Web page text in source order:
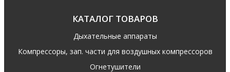
КАТАЛОГ ТОВАРОВ
Дыхательные аппараты
Компрессоры, зап. части для воздушных компрессоров
Огнетушители